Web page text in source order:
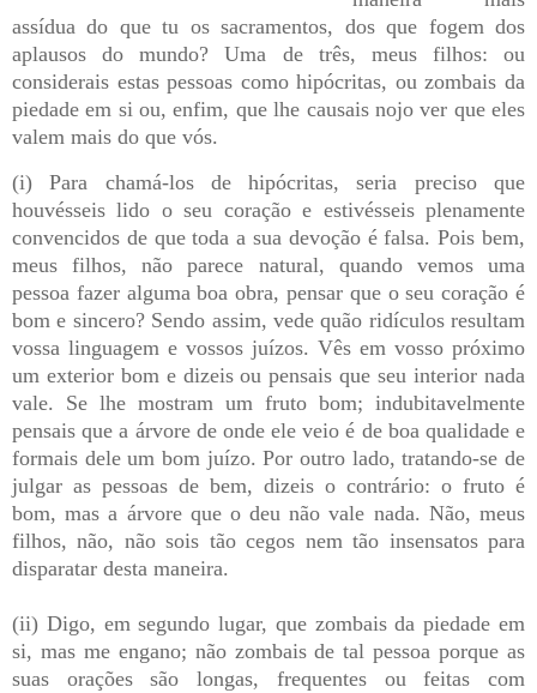
assídua do que tu os sacramentos, dos que fogem dos
aplausos do mundo? Uma de três, meus filhos: ou
considerais estas pessoas como hipócritas, ou zombais da
piedade em si ou, enfim, que lhe causais nojo ver que eles
valem mais do que vós.
(i) Para chamá-los de hipócritas, seria preciso que
houvésseis lido o seu coração e estivésseis plenamente
convencidos de que toda a sua devoção é falsa. Pois bem,
meus filhos, não parece natural, quando vemos uma
pessoa fazer alguma boa obra, pensar que o seu coração é
bom e sincero? Sendo assim, vede quão ridículos resultam
vossa linguagem e vossos juízos. Vês em vosso próximo
um exterior bom e dizeis ou pensais que seu interior nada
vale. Se lhe mostram um fruto bom; indubitavelmente
pensais que a árvore de onde ele veio é de boa qualidade e
formais dele um bom juízo. Por outro lado, tratando-se de
julgar as pessoas de bem, dizeis o contrário: o fruto é
bom, mas a árvore que o deu não vale nada. Não, meus
filhos, não, não sois tão cegos nem tão insensatos para
disparatar desta maneira.
(ii) Digo, em segundo lugar, que zombais da piedade em
si, mas me engano; não zombais de tal pessoa porque as
suas orações são longas, frequentes ou feitas com